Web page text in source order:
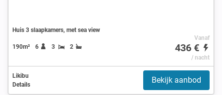
Huis 3 slaapkamers, met sea view
190m² 6 3 2
Vanaf
436 €
/ nacht
Likibu
Details
Bekijk aanbod